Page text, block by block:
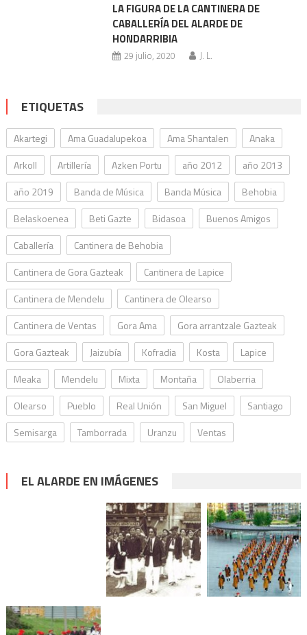
LA FIGURA DE LA CANTINERA DE
CABALLERÍA DEL ALARDE DE
HONDARRIBIA
29 julio, 2020 J. L.
ETIQUETAS
Akartegi Ama Guadalupekoa Ama Shantalen
Anaka
Arkoll
Artillería Azken Portu año 2012
año 2013
año 2019
Banda de Música Banda Música
Behobia
Belaskoenea
Beti Gazte Bidasoa
Buenos Amigos
Caballería
Cantinera de Behobia
Cantinera de Gora Gazteak
Cantinera de Lapice
Cantinera de Mendelu
Cantinera de Olearso
Cantinera de Ventas
Gora Ama
Gora arrantzale Gazteak
Gora Gazteak
Jaizubía Kofradia Kosta
Lapice
Meaka
Mendelu Mixta Montaña
Olaberria
Olearso
Pueblo Real Unión San Miguel
Santiago
Semisarga
Tamborrada Uranzu Ventas
EL ALARDE EN IMÁGENES